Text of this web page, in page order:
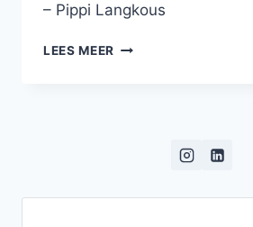
– Pippi Langkous
LEES MEER IK
DENK